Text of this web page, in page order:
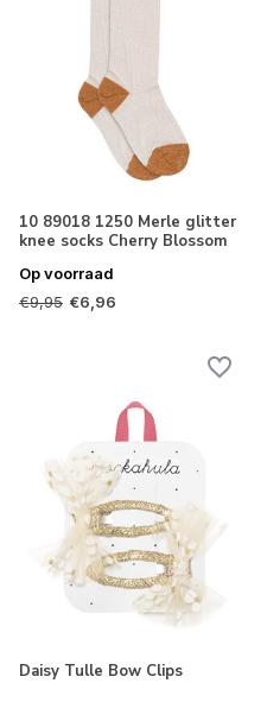
10 89018 1250 Merle glitter
knee socks Cherry Blossom
Op voorraad
€9,95 €6,96
Daisy Tulle Bow Clips